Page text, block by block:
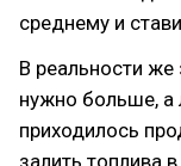
среднему и
В реальности же
нужно больше, а
приходилось
залить топлива